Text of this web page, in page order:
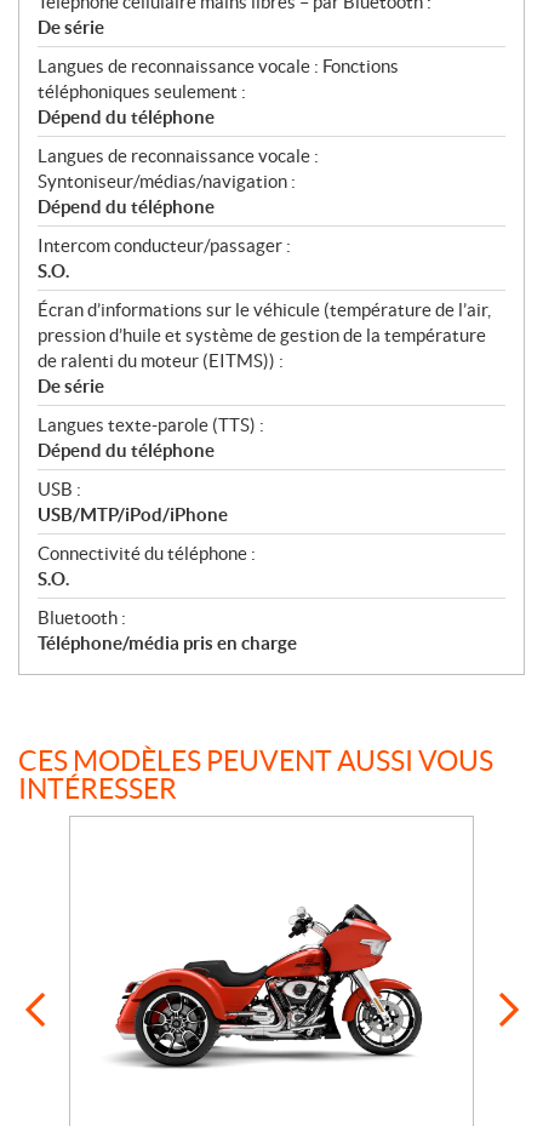
De série
Langues de reconnaissance vocale : Fonctions
téléphoniques seulement :
Dépend du téléphone
Langues de reconnaissance vocale :
Syntoniseur/médias/navigation :
Dépend du téléphone
Intercom conducteur/passager :
S.O.
Écran d’informations sur le véhicule (température de l’air,
pression d’huile et système de gestion de la température
de ralenti du moteur (EITMS)) :
De série
Langues texte-parole (TTS) :
Dépend du téléphone
USB :
USB/MTP/iPod/iPhone
Connectivité du téléphone :
S.O.
Bluetooth :
Téléphone/média pris en charge
CES MODÈLES PEUVENT AUSSI VOUS
INTÉRESSER